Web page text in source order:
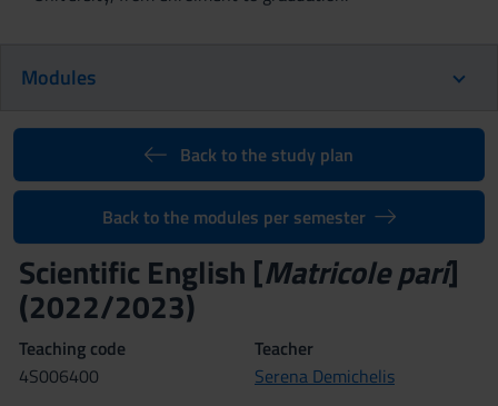
Modules
Back to the study plan
Back to the modules per semester
Scientific English [Matricole pari]
(2022/2023)
Teaching code
4S006400
Teacher
Serena Demichelis